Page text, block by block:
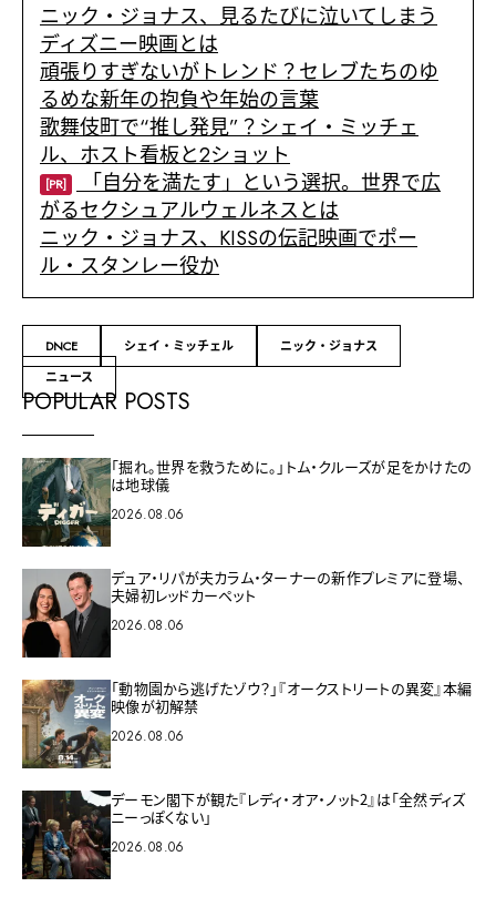
ニック・ジョナス、見るたびに泣いてしまう
ディズニー映画とは
頑張りすぎないがトレンド？セレブたちのゆ
るめな新年の抱負や年始の言葉
歌舞伎町で“推し発見”？シェイ・ミッチェ
ル、ホスト看板と2ショット
[PR]
「自分を満たす」という選択。世界で広
がるセクシュアルウェルネスとは
ニック・ジョナス、KISSの伝記映画でポー
ル・スタンレー役か
DNCE シェイ・ミッチェル
ニック・ジョナス
ニュース
POPULAR POSTS
「掘れ。世界を救うために。」トム・クルーズが足をかけたの
は地球儀
2026.08.06
デュア・リパが夫カラム・ターナーの新作プレミアに登場、
夫婦初レッドカーペット
2026.08.06
「動物園から逃げたゾウ？」『オークストリートの異変』本編
映像が初解禁
2026.08.06
デーモン閣下が観た『レディ・オア・ノット2』は「全然ディズ
ニーっぽくない」
2026.08.06